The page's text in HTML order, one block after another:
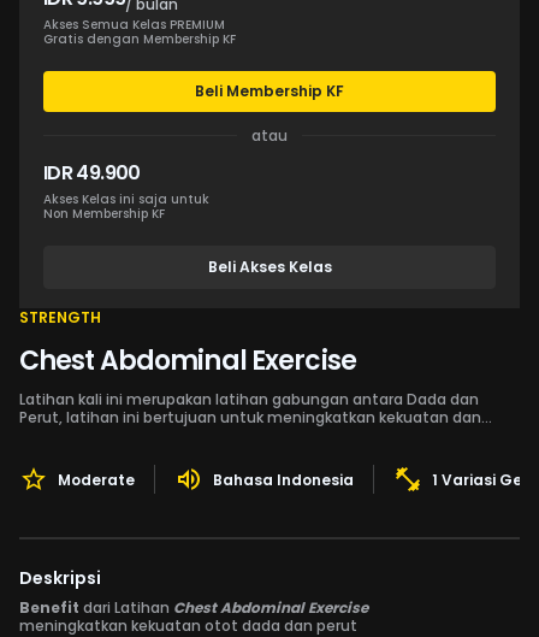
/ bulan
Akses Semua Kelas PREMIUM
Gratis dengan Membership KF
Beli Membership KF
atau
IDR 49.900
Akses Kelas ini saja untuk
Non Membership KF
Beli Akses Kelas
STRENGTH
Chest Abdominal Exercise
Latihan kali ini merupakan latihan gabungan antara Dada dan
Perut, latihan ini bertujuan untuk meningkatkan kekuatan dan
Moderate Bahasa Indonesia 1 Variasi
Deskripsi
Benefit dari Latihan Chest Abdominal Exercise
meningkatkan kekuatan otot dada dan perut